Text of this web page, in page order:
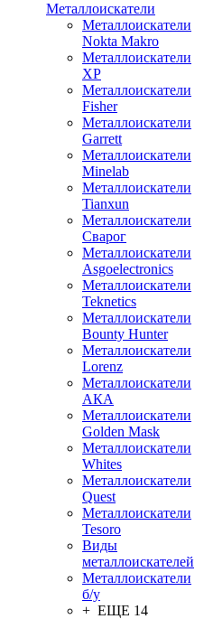
Металлоискатели
Металлоискатели
Nokta Makro
Металлоискатели
XP
Металлоискатели
Fisher
Металлоискатели
Garrett
Металлоискатели
Minelab
Металлоискатели
Tianxun
Металлоискатели
Сварог
Металлоискатели
Asgoelectronics
Металлоискатели
Teknetics
Металлоискатели
Bounty Hunter
Металлоискатели
Lorenz
Металлоискатели
АКА
Металлоискатели
Golden Mask
Металлоискатели
Whites
Металлоискатели
Quest
Металлоискатели
Tesoro
Виды
металлоискателей
Металлоискатели
б/у
+ ЕЩЕ 14